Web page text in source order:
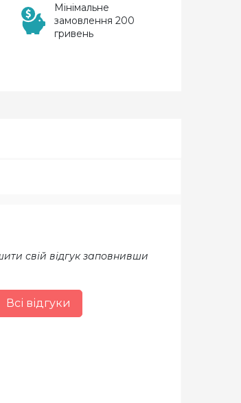
Мінімальне
замовлення 200
гривень
свій відгук заповнивши
Всі відгуки